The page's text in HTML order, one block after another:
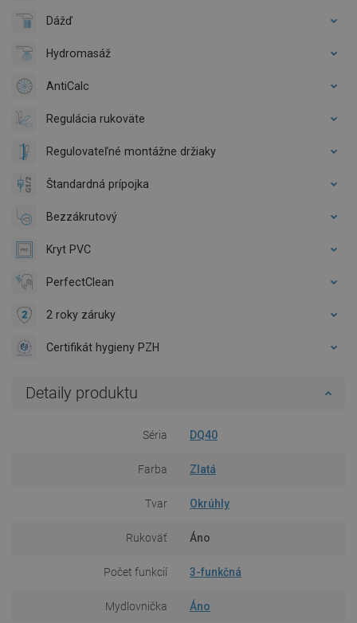
Dážď
Hydromasáž
AntiCalc
Regulácia rukoväte
Regulovateľné montážne držiaky
Štandardná prípojka
Bezzákrutový
Kryt PVC
PerfectClean
2 roky záruky
Certifikát hygieny PZH
Detaily produktu
Séria DQ40
Farba Zlatá
Tvar Okrúhly
Rukoväť Áno
Počet funkcií 3-funkčná
Mydlovnička Áno